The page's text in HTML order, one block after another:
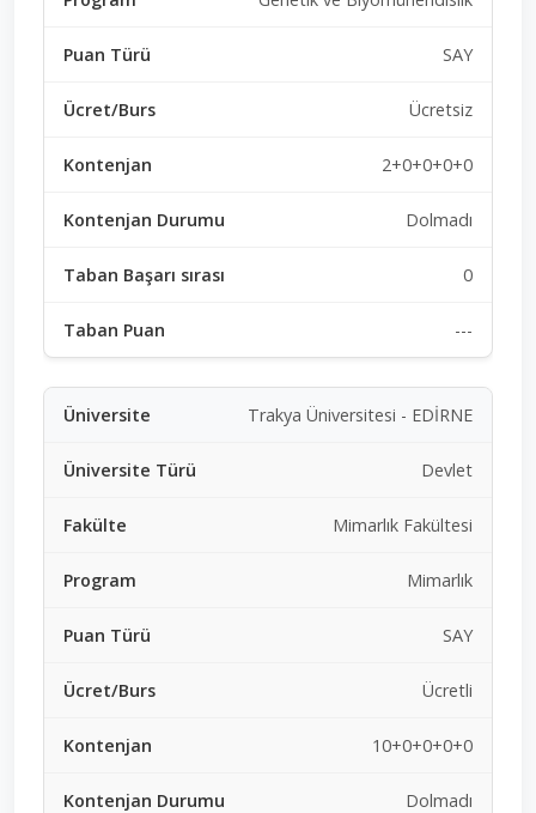
SAY
Ücretsiz
2+0+0+0+0
Dolmadı
0
---
Trakya Üniversitesi - EDİRNE
Devlet
Mimarlık Fakültesi
Mimarlık
SAY
Ücretli
10+0+0+0+0
Dolmadı